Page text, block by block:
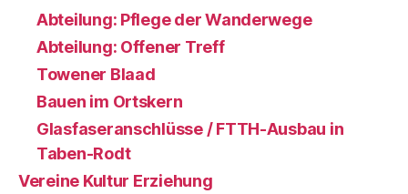
Abteilung: Pflege der Wanderwege
Abteilung: Offener Treff
Towener Blaad
Bauen im Ortskern
Glasfaseranschlüsse / FTTH-Ausbau in
Taben-Rodt
Vereine Kultur Erziehung